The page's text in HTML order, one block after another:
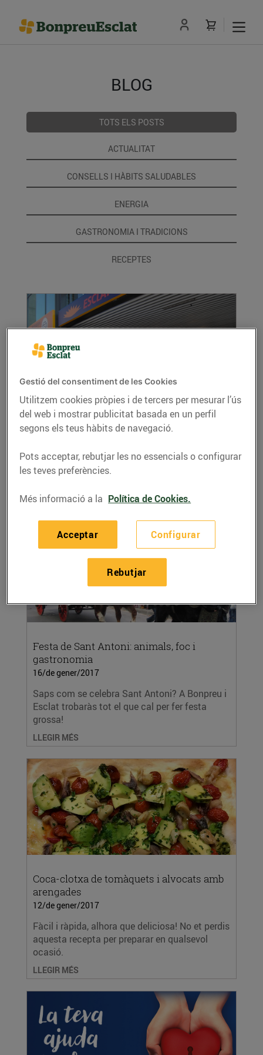
BLOG
TOTS ELS POSTS
ACTUALITAT
CONSELLS I HÀBITS SALUDABLES
ENERGIA
GASTRONOMIA I TRADICIONS
RECEPTES
Esclat Online, la compra més ràpida, fàcil i
còmoda
Els hipermercats Esclat de Terrassa, Sant Joan
Despí i Vic Nord compten amb un nou servei
LLEGIR MÉS
Festa de Sant Antoni: animals, foc i
gastronomia
16/de gener/2017
Saps com se celebra Sant Antoni? A Bonpreu i
Esclat trobaràs tot el que cal per fer festa
grossa!
LLEGIR MÉS
Coca-clotxa de tomàquets i alvocats amb
arengades
12/de gener/2017
Fàcil i ràpida, alhora que deliciosa! No et perdis
aquesta recepta per preparar en qualsevol
ocasió.
LLEGIR MÉS
Gestió del consentiment de les Cookies
Utilitzem cookies pròpies i de tercers per mesurar l’ús
del web i mostrar publicitat basada en un perfil
segons els teus hàbits de navegació.
Pots acceptar, rebutjar les no essencials o configurar
les teves preferències.
Més informació a la Política de Cookies.
Configurar
Rebutjar
Acceptar